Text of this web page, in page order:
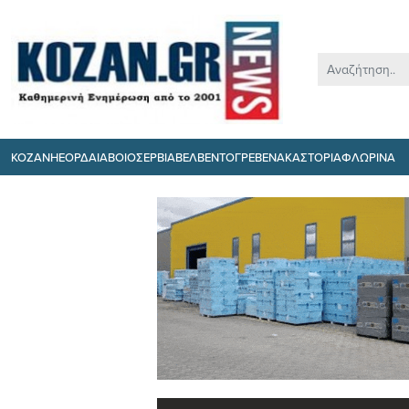
ΚΟΖΑΝΗΕΟΡΔΑΙΑΒΟΙΟΣΕΡΒΙΑΒΕΛΒΕΝΤΟΓΡΕΒΕΝΑΚΑΣΤΟΡΙΑΦΛΩΡΙΝΑ